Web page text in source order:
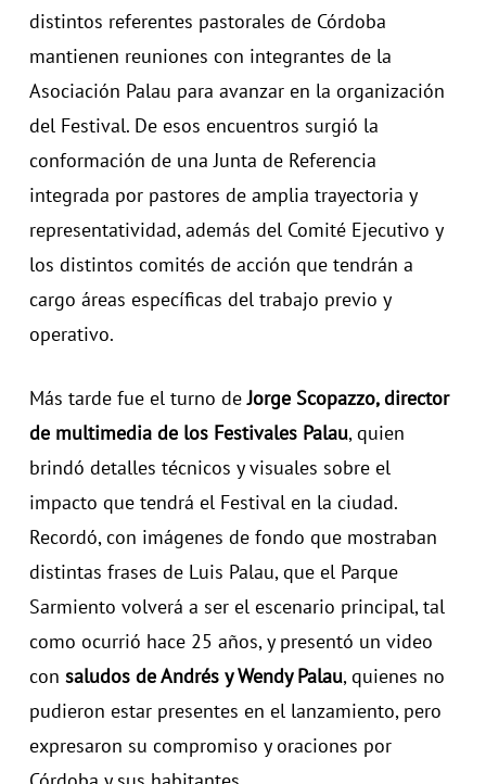
distintos referentes pastorales de Córdoba
mantienen reuniones con integrantes de la
Asociación Palau para avanzar en la organización
del Festival. De esos encuentros surgió la
conformación de una Junta de Referencia
integrada por pastores de amplia trayectoria y
representatividad, además del Comité Ejecutivo y
los distintos comités de acción que tendrán a
cargo áreas específicas del trabajo previo y
operativo.
Más tarde fue el turno deJorge Scopazzo, director
de multimedia de los Festivales Palau, quien
brindó detalles técnicos y visuales sobre el
impacto que tendrá el Festival en la ciudad.
Recordó, con imágenes de fondo que mostraban
distintas frases de Luis Palau, que el Parque
Sarmiento volverá a ser el escenario principal, tal
como ocurrió hace 25 años, y presentó un video
con saludos de Andrés y Wendy Palau, quienes no
pudieron estar presentes en el lanzamiento, pero
expresaron su compromiso y oraciones por